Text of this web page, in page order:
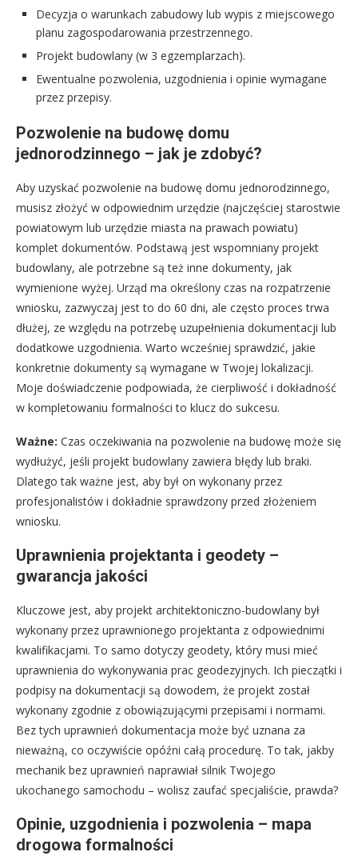
Decyzja o warunkach zabudowy lub wypis z miejscowego
planu zagospodarowania przestrzennego.
Projekt budowlany (w 3 egzemplarzach).
Ewentualne pozwolenia, uzgodnienia i opinie wymagane
przez przepisy.
Pozwolenie na budowę domu
jednorodzinnego – jak je zdobyć?
Aby uzyskać pozwolenie na budowę domu jednorodzinnego,
musisz złożyć w odpowiednim urzędzie (najczęściej starostwie
powiatowym lub urzędzie miasta na prawach powiatu)
komplet dokumentów. Podstawą jest wspomniany projekt
budowlany, ale potrzebne są też inne dokumenty, jak
wymienione wyżej. Urząd ma określony czas na rozpatrzenie
wniosku, zazwyczaj jest to do 60 dni, ale często proces trwa
dłużej, ze względu na potrzebę uzupełnienia dokumentacji lub
dodatkowe uzgodnienia. Warto wcześniej sprawdzić, jakie
konkretnie dokumenty są wymagane w Twojej lokalizacji.
Moje doświadczenie podpowiada, że cierpliwość i dokładność
w kompletowaniu formalności to klucz do sukcesu.
Ważne: Czas oczekiwania na pozwolenie na budowę może się
wydłużyć, jeśli projekt budowlany zawiera błędy lub braki.
Dlatego tak ważne jest, aby był on wykonany przez
profesjonalistów i dokładnie sprawdzony przed złożeniem
wniosku.
Uprawnienia projektanta i geodety –
gwarancja jakości
Kluczowe jest, aby projekt architektoniczno-budowlany był
wykonany przez uprawnionego projektanta z odpowiednimi
kwalifikacjami. To samo dotyczy geodety, który musi mieć
uprawnienia do wykonywania prac geodezyjnych. Ich pieczątki i
podpisy na dokumentacji są dowodem, że projekt został
wykonany zgodnie z obowiązującymi przepisami i normami.
Bez tych uprawnień dokumentacja może być uznana za
nieważną, co oczywiście opóźni całą procedurę. To tak, jakby
mechanik bez uprawnień naprawiał silnik Twojego
ukochanego samochodu – wolisz zaufać specjaliście, prawda?
Opinie, uzgodnienia i pozwolenia – mapa
drogowa formalności